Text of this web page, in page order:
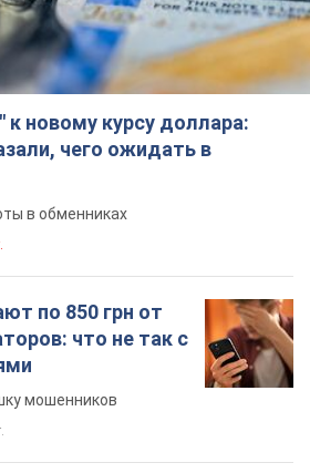
к новому курсу доллара:
чего ожидать в
в обменниках
по 850 грн от
что не так с
мошенников